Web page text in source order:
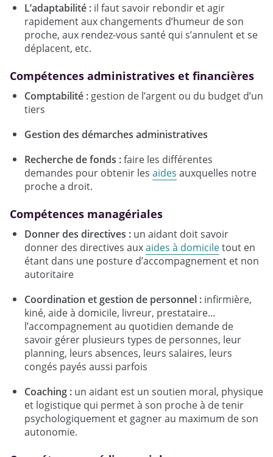
L’adaptabilité : il faut savoir rebondir et agir
rapidement aux changements d’humeur de son
proche, aux rendez-vous santé qui s’annulent et se
déplacent, etc.
Compétences administratives et financières
Comptabilité : gestion de l’argent ou du budget d’un
tiers
Gestion des démarches administratives
Recherche de fonds :faire les différentes
demandes pour obtenir les aides auxquelles notre
proche a droit.
Compétences managériales
Donner des directives : un aidant doit savoir
donner des directives auxaides à domiciletout en
étant dans une posture d’accompagnement et non
autoritaire
Coordination et gestion de personnel : infirmière,
kiné, aide à domicile, livreur, prestataire...
l’accompagnement au quotidien demande de
savoir gérer plusieurs types de personnes, leur
planning, leurs absences, leurs salaires, leurs
congés payés aussi parfois
Coaching : un aidant est un soutien moral, physique
et logistique qui permet à son proche à de tenir
psychologiquement et gagner au maximum de son
autonomie.